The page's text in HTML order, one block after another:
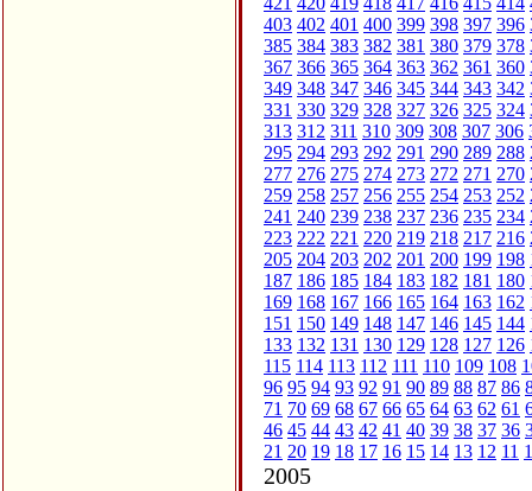
403 402 401 400 399 398 397 396
385 384 383 382 381 380 379 378
367 366 365 364 363 362 361 360
349 348 347 346 345 344 343 342
331 330 329 328 327 326 325 324
313 312 311 310 309 308 307 306
295 294 293 292 291 290 289 288
277 276 275 274 273 272 271 270
259 258 257 256 255 254 253 252
241 240 239 238 237 236 235 234
223 222 221 220 219 218 217 216
205 204 203 202 201 200 199 198
187 186 185 184 183 182 181 180
169 168 167 166 165 164 163 162
151 150 149 148 147 146 145 144
133 132 131 130 129 128 127 126
115 114 113 112 111 110 109 108
96 95 94 93 92 91 90 89 88 87 86
71 70 69 68 67 66 65 64 63 62 61
46 45 44 43 42 41 40 39 38 37 36
21 20 19 18 17 16 15 14 13 12 11
2005